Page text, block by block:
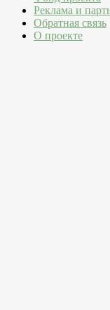
Реклама и
Обратная связь
О проекте